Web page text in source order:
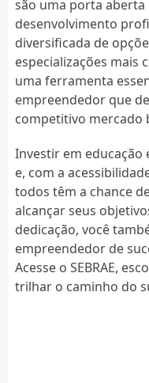
são uma porta
desenvolvimento
diversificada de
especializações mais
uma ferramenta
empreendedor que
competitivo mercado
Investir em educação
e, com a
todos têm a chance
alcançar seus
dedicação, você
empreendedor de
Acesse o SEBRAE,
trilhar o caminho do